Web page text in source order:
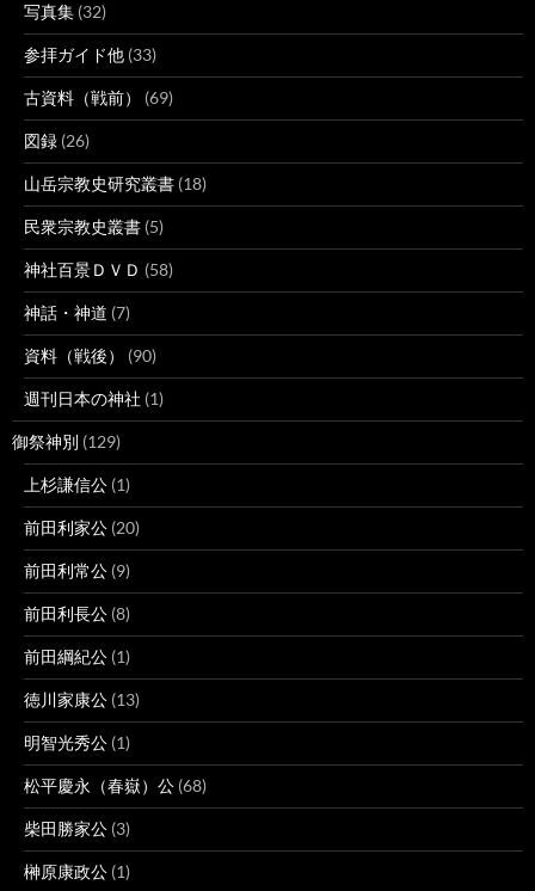
写真集 (32)
参拝ガイド他 (33)
古資料（戦前） (69)
図録 (26)
山岳宗教史研究叢書 (18)
民衆宗教史叢書 (5)
神社百景ＤＶＤ (58)
神話・神道 (7)
資料（戦後） (90)
週刊日本の神社 (1)
御祭神別 (129)
上杉謙信公 (1)
前田利家公 (20)
前田利常公 (9)
前田利長公 (8)
前田綱紀公 (1)
徳川家康公 (13)
明智光秀公 (1)
松平慶永（春嶽）公 (68)
柴田勝家公 (3)
榊原康政公 (1)